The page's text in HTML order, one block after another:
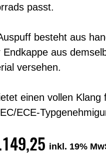
passt.
besteht aus
Endkappe aus
versehen.
einen vollen
ECE-
inkl. 19%